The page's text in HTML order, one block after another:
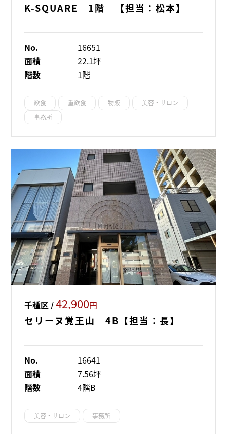
K-SQUARE 1階 【担当：松本】
No.
16651
面積
22.1坪
階数
1階
飲食 重飲食 物販
美容・サロン
事務所
千種区 /42,900円
セリーヌ覚王山 4B【担当：長】
No.
16641
面積
7.56坪
階数
4階B
美容・サロン 事務所